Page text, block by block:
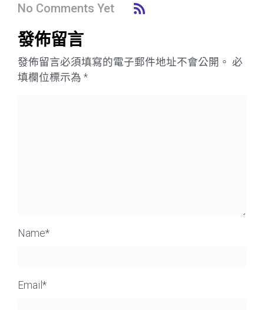
No Comments Yet
發佈留言
發佈留言必須填寫的電子郵件地址不會公開。 必
填欄位標示為 *
Name*
Email *